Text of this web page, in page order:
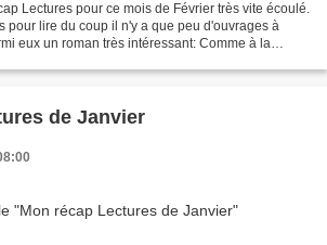
Lectures pour ce mois de Février très vite écoulé.
pour lire du coup il n'y a que peu d'ouvrages à
eux un roman très intéressant: Comme à la
de Janvier